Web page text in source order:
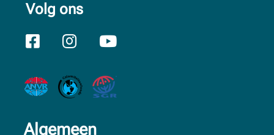
Volg ons
Algemeen